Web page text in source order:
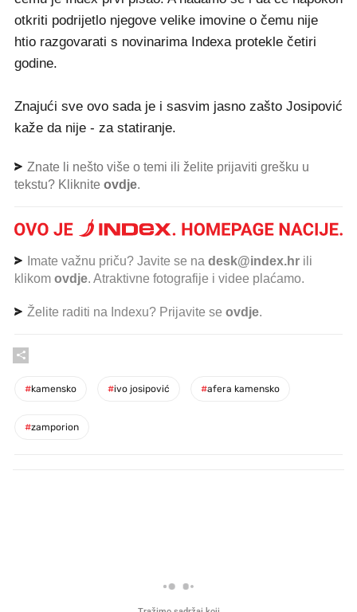
otkriti podrijetlo njegove velike imovine o čemu nije
htio razgovarati s novinarima Indexa protekle četiri
godine.
Znajući sve ovo sada je i sasvim jasno zašto Josipović
kaže da nije - za statiranje.
Znate li nešto više o temi ili želite prijaviti grešku u
tekstu? Kliknite ovdje.
Imate važnu priču? Javite se na desk@index.hr ili
klikom ovdje. Atraktivne fotografije i videe plaćamo.
Želite raditi na Indexu? Prijavite se ovdje.
#kamensko #ivo josipović #afera kamensko
#zamporion